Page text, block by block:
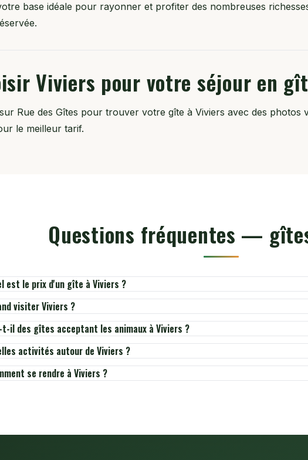
base idéale pour rayonner et profiter des nombreuses
Viviers pour votre séjour en
Rue des Gîtes pour trouver votre gîte à Viviers avec des photos
le meilleur tarif.
Questions fréquentes —
est le prix d'un gîte à Viviers ?
visiter Viviers ?
t-il des gîtes acceptant les animaux à Viviers ?
activités autour de Viviers ?
se rendre à Viviers ?